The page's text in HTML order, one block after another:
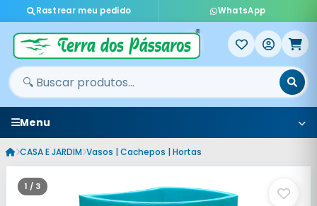
Rastrear meu pedido WhatsApp
Menu
CASA E JARDIM Vasos | Cachepos | Hortas
1 / 3